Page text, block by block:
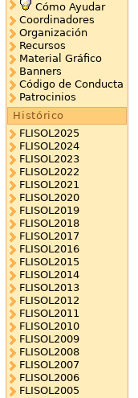
Cómo Ayudar
Coordinadores
Organización
Recursos
Material Gráfico
Banners
Código de Conducta
Patrocinios
Histórico
FLISOL2025
FLISOL2024
FLISOL2023
FLISOL2022
FLISOL2021
FLISOL2020
FLISOL2019
FLISOL2018
FLISOL2017
FLISOL2016
FLISOL2015
FLISOL2014
FLISOL2013
FLISOL2012
FLISOL2011
FLISOL2010
FLISOL2009
FLISOL2008
FLISOL2007
FLISOL2006
FLISOL2005